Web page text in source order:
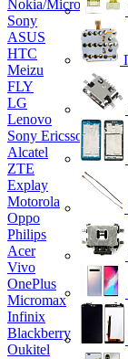
Nokia/Microsoft
Sony
ASUS
HTC
Meizu
FLY
LG
Lenovo
Sony Ericsson
Alcatel
ZTE
Explay
Motorola
Oppo
Philips
Acer
Vivo
OnePlus
Micromax
Infinix
Blackberry
Oukitel